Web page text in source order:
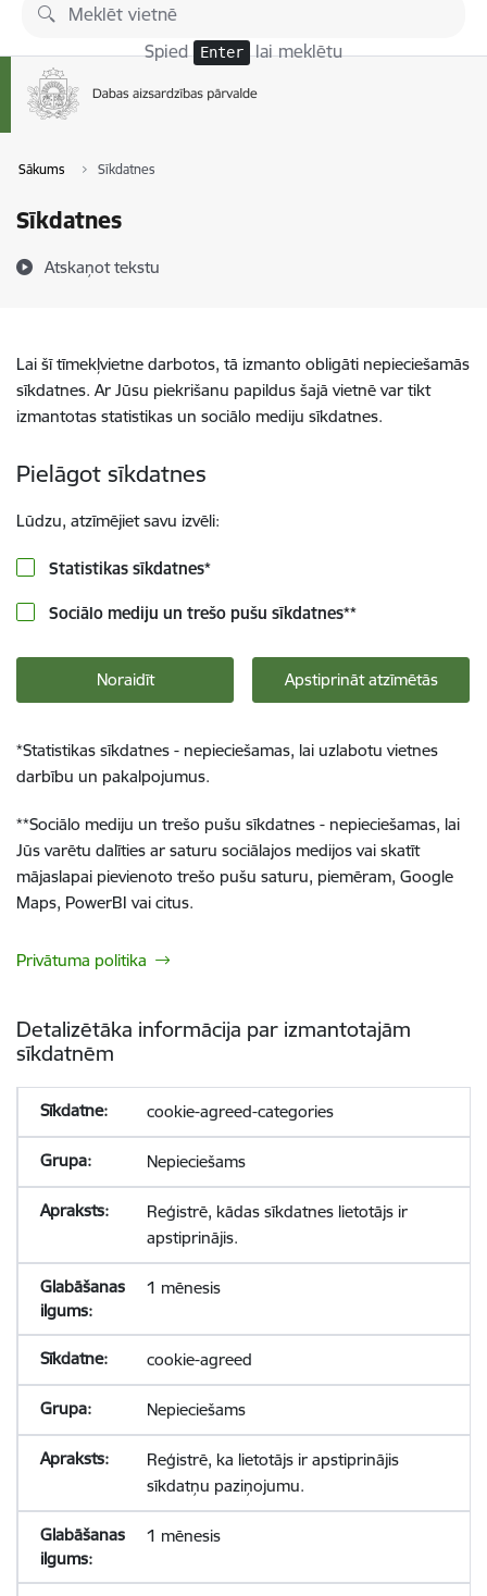
Pāriet uz lapas saturu
Spied Enter lai meklētu
Sākums Sīkdatnes
Sīkdatnes
Atskaņot tekstu
Lai šī tīmekļvietne darbotos, tā izmanto obligāti nepieciešamās
sīkdatnes. Ar Jūsu piekrišanu papildus šajā vietnē var tikt
izmantotas statistikas un sociālo mediju sīkdatnes.
Pielāgot sīkdatnes
Lūdzu, atzīmējiet savu izvēli:
Statistikas sīkdatnes*
Sociālo mediju un trešo pušu sīkdatnes**
Noraidīt Apstiprināt atzīmētās
*Statistikas sīkdatnes - nepieciešamas, lai uzlabotu vietnes
darbību un pakalpojumus.
**Sociālo mediju un trešo pušu sīkdatnes - nepieciešamas, lai
Jūs varētu dalīties ar saturu sociālajos medijos vai skatīt
mājaslapai pievienoto trešo pušu saturu, piemēram, Google
Maps, PowerBI vai citus.
Privātuma politika
Detalizētāka informācija par izmantotajām
sīkdatnēm
cookie-agreed-categories
Nepieciešams
Reģistrē, kādas sīkdatnes lietotājs ir
apstiprinājis.
1 mēnesis
cookie-agreed
Nepieciešams
Reģistrē, ka lietotājs ir apstiprinājis
sīkdatņu paziņojumu.
1 mēnesis